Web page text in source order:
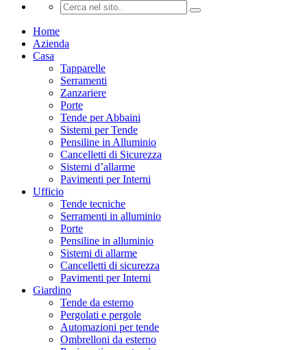
Home
Azienda
Casa
Tapparelle
Serramenti
Zanzariere
Porte
Tende per Abbaini
Sistemi per Tende
Pensiline in Alluminio
Cancelletti di Sicurezza
Sistemi d’allarme
Pavimenti per Interni
Ufficio
Tende tecniche
Serramenti in alluminio
Porte
Pensiline in alluminio
Sistemi di allarme
Cancelletti di sicurezza
Pavimenti per Interni
Giardino
Tende da esterno
Pergolati e pergole
Automazioni per tende
Ombrelloni da esterno